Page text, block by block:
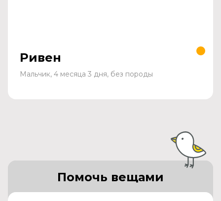
Ривен
Мальчик, 4 месяца 3 дня, без породы
Помочь вещами